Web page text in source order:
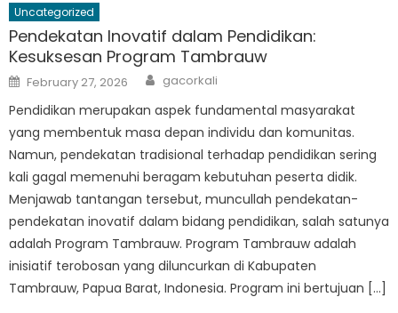
Uncategorized
Pendekatan Inovatif dalam Pendidikan:
Kesuksesan Program Tambrauw
Posted
on
February 27, 2026 Author
gacorkali
Pendidikan merupakan aspek fundamental masyarakat
yang membentuk masa depan individu dan komunitas.
Namun, pendekatan tradisional terhadap pendidikan sering
kali gagal memenuhi beragam kebutuhan peserta didik.
Menjawab tantangan tersebut, muncullah pendekatan-
pendekatan inovatif dalam bidang pendidikan, salah satunya
adalah Program Tambrauw. Program Tambrauw adalah
inisiatif terobosan yang diluncurkan di Kabupaten
Tambrauw, Papua Barat, Indonesia. Program ini bertujuan […]